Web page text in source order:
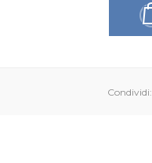
Condividi: